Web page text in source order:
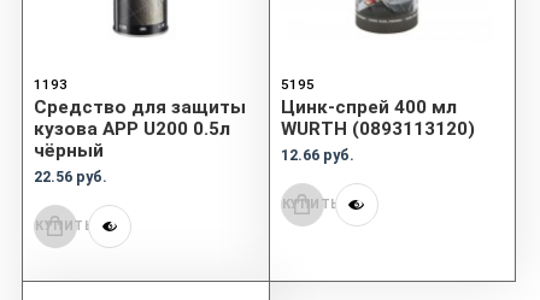
1193
Средство для защиты
кузова APP U200 0.5л
чёрный
22.56 руб.
КУПИТЬ
5195
Цинк-спрей 400 мл
WURTH (0893113120)
12.66 руб.
КУПИТЬ